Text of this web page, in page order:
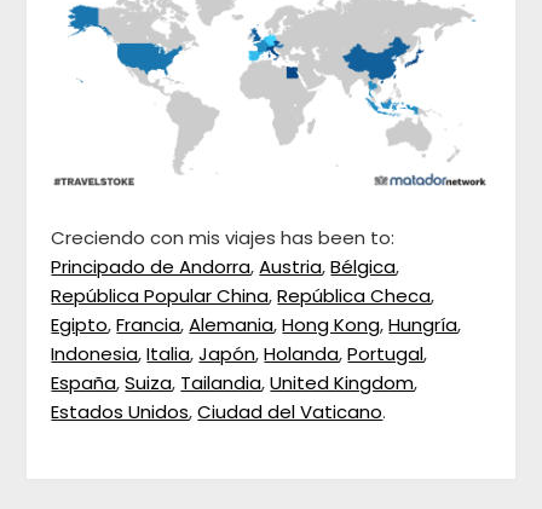
Creciendo con mis viajes has been to:
Principado de Andorra,Austria,Bélgica,
República Popular China,República Checa,
Egipto,Francia,Alemania,Hong Kong,Hungría,
Indonesia,Italia,Japón,Holanda,Portugal,
España,Suiza, Tailandia,United Kingdom,
Estados Unidos,Ciudad del Vaticano.